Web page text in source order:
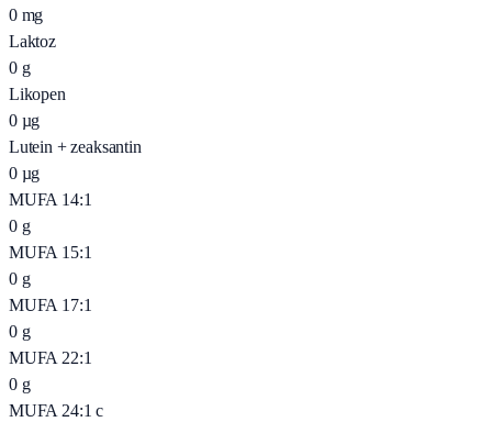
0 mg
Laktoz
0 g
Likopen
0 µg
Lutein + zeaksantin
0 µg
MUFA 14:1
0 g
MUFA 15:1
0 g
MUFA 17:1
0 g
MUFA 22:1
0 g
MUFA 24:1 c